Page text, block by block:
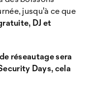
jusqu'à ce que
DJ et
réseautage sera
Days, cela